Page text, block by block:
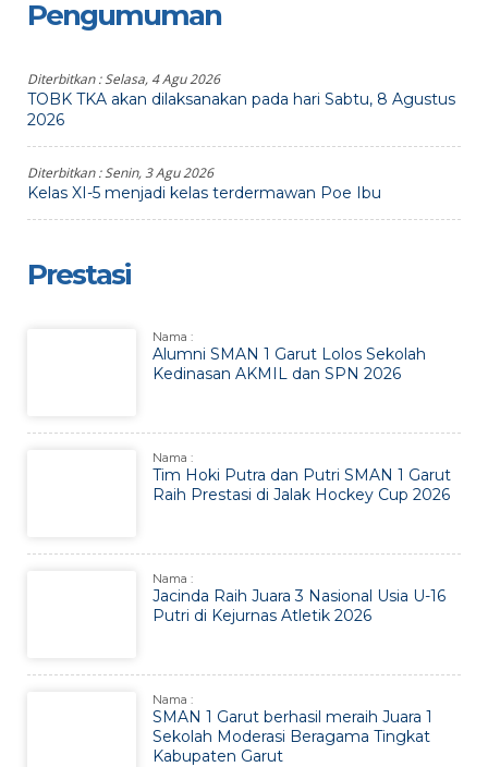
Pengumuman
Diterbitkan :Selasa, 4 Agu 2026
TOBK TKA akan dilaksanakan pada hari Sabtu, 8 Agustus
2026
Diterbitkan :Senin, 3 Agu 2026
Kelas XI-5 menjadi kelas terdermawan Poe Ibu
Prestasi
Nama :
Alumni SMAN 1 Garut Lolos Sekolah
Kedinasan AKMIL dan SPN 2026
Nama :
Tim Hoki Putra dan Putri SMAN 1 Garut
Raih Prestasi di Jalak Hockey Cup 2026
Nama :
Jacinda Raih Juara 3 Nasional Usia U-16
Putri di Kejurnas Atletik 2026
Nama :
SMAN 1 Garut berhasil meraih Juara 1
Sekolah Moderasi Beragama Tingkat
Kabupaten Garut